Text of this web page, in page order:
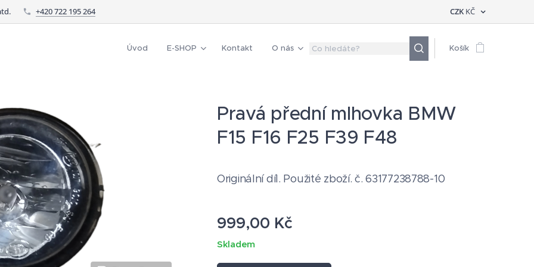
+420 722 195 264 CZK KČ
Úvod E-SHOP Kontakt O nás Košík
Pravá přední mlhovka BMW
F15 F16 F25 F39 F48
Originální díl. Použité zboží. č. 63177238788-10
999,00 Kč
Skladem